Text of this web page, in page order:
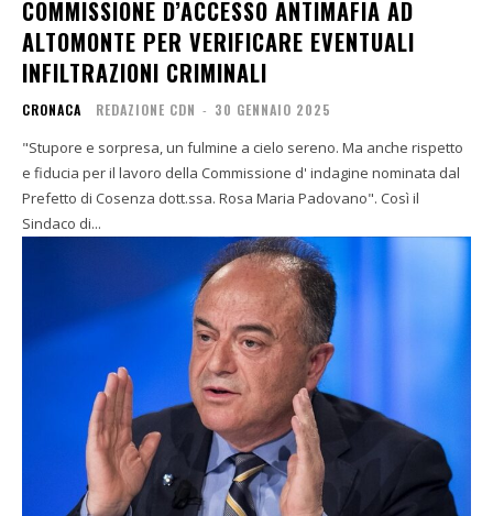
COMMISSIONE D’ACCESSO ANTIMAFIA AD
ALTOMONTE PER VERIFICARE EVENTUALI
INFILTRAZIONI CRIMINALI
CRONACA REDAZIONE CDN - 30 GENNAIO 2025
"Stupore e sorpresa, un fulmine a cielo sereno. Ma anche rispetto
e fiducia per il lavoro della Commissione d' indagine nominata dal
Prefetto di Cosenza dott.ssa. Rosa Maria Padovano". Così il
Sindaco di...